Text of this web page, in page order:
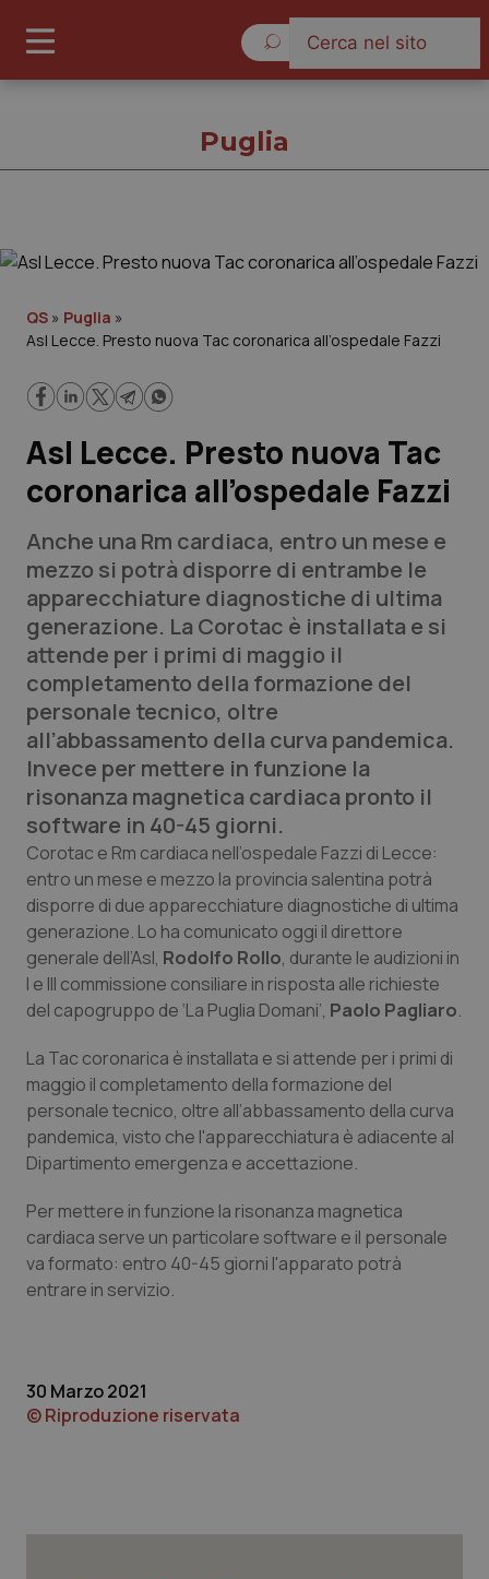
Cronache
Lavoro e Professioni
Scienza e Farmaci
Studi e Analisi
Lettere al direttore
Edizioni Regionali
QS Pro
Professionisti Sanitari.AI
Abruzzo
Basilicata
Calabria
Campania
Emilia-Romagna
Friuli Venezia Giulia
Lazio
Liguria
Marche
QS Pro Gold
Artrite & artrosi
Asma & BPCO
Car-T
Colesterolo & coronaropatie
Dermatite Atopica
Diabete & glucometri
Disturbi dell’umore
Donna & Salute
QS Club Newsletter
Puglia
QS » Puglia »
Asl Lecce. Presto nuova Tac coronarica all’ospedale Fazzi
Asl Lecce. Presto nuova Tac
coronarica all’ospedale Fazzi
Anche una Rm cardiaca, entro un mese e
mezzo si potrà disporre di entrambe le
apparecchiature diagnostiche di ultima
generazione. La Corotac è installata e si
attende per i primi di maggio il
completamento della formazione del
personale tecnico, oltre
all’abbassamento della curva pandemica.
Invece per mettere in funzione la
risonanza magnetica cardiaca pronto il
software in 40-45 giorni.
Corotac e Rm cardiaca nell’ospedale Fazzi di Lecce:
entro un mese e mezzo la provincia salentina potrà
disporre di due apparecchiature diagnostiche di ultima
generazione. Lo ha comunicato oggi il direttore
generale dell’Asl, Rodolfo Rollo, durante le audizioni in
I e III commissione consiliare in risposta alle richieste
del capogruppo de ‘La Puglia Domani’, Paolo Pagliaro.
La Tac coronarica è installata e si attende per i primi di
maggio il completamento della formazione del
personale tecnico, oltre all’abbassamento della curva
pandemica, visto che l'apparecchiatura è adiacente al
Dipartimento emergenza e accettazione.
Per mettere in funzione la risonanza magnetica
cardiaca serve un particolare software e il personale
va formato: entro 40-45 giorni l'apparato potrà
entrare in servizio.
30 Marzo 2021
© Riproduzione riservata